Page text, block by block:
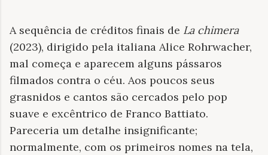
A sequência de créditos finais de La chimera
(2023), dirigido pela italiana Alice Rohrwacher,
mal começa e aparecem alguns pássaros
filmados contra o céu. Aos poucos seus
grasnidos e cantos são cercados pelo pop
suave e excêntrico de Franco Battiato.
Pareceria um detalhe insignificante;
normalmente, com os primeiros nomes na tela,